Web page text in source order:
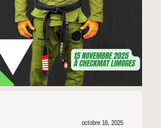
octobre 16, 2025